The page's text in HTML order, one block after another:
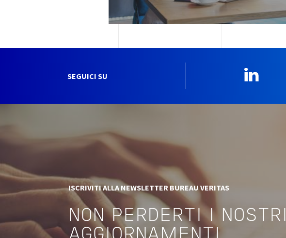
SEGUICI SU
ISCRIVITI ALLA NEWSLETTER BUREAU VERITAS
NON PERDERTI I NOSTRI